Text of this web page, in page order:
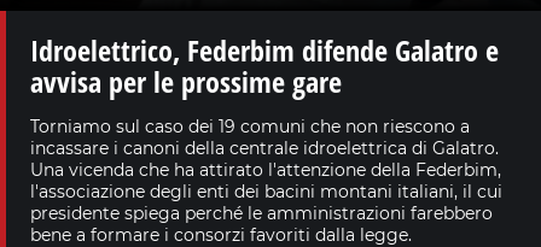
Idroelettrico, Federbim difende Galatro e
avvisa per le prossime gare
Torniamo sul caso dei 19 comuni che non riescono a
incassare i canoni della centrale idroelettrica di Galatro.
Una vicenda che ha attirato l'attenzione della Federbim,
l'associazione degli enti dei bacini montani italiani, il cui
presidente spiega perché le amministrazioni farebbero
bene a formare i consorzi favoriti dalla legge.